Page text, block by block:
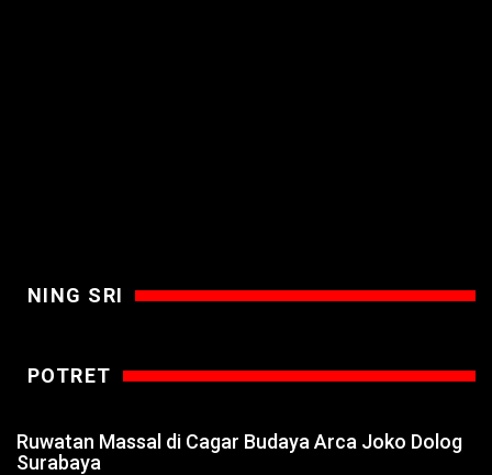
NING SRI
POTRET
Ruwatan Massal di Cagar Budaya Arca Joko Dolog
Surabaya